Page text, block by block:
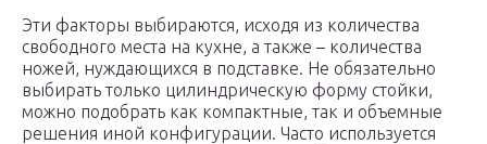
Эти факторы выбираются, исходя из количества
свободного места на кухне, а также – количества
ножей, нуждающихся в подставке. Не обязательно
выбирать только цилиндрическую форму стойки,
можно подобрать как компактные, так и объемные
решения иной конфигурации. Часто используется